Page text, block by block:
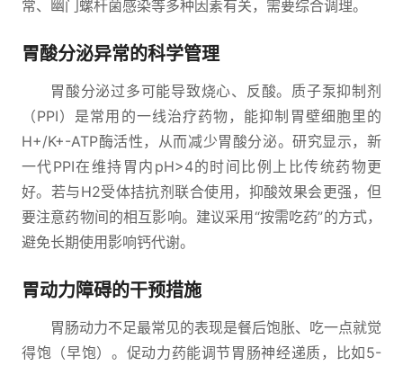
常、幽门螺杆菌感染等多种因素有关，需要综合调理。
胃酸分泌异常的科学管理
胃酸分泌过多可能导致烧心、反酸。质子泵抑制剂
（PPI）是常用的一线治疗药物，能抑制胃壁细胞里的
H+/K+-ATP酶活性，从而减少胃酸分泌。研究显示，新
一代PPI在维持胃内pH>4的时间比例上比传统药物更
好。若与H2受体拮抗剂联合使用，抑酸效果会更强，但
要注意药物间的相互影响。建议采用“按需吃药”的方式，
避免长期使用影响钙代谢。
胃动力障碍的干预措施
胃肠动力不足最常见的表现是餐后饱胀、吃一点就觉
得饱（早饱）。促动力药能调节胃肠神经递质，比如5-